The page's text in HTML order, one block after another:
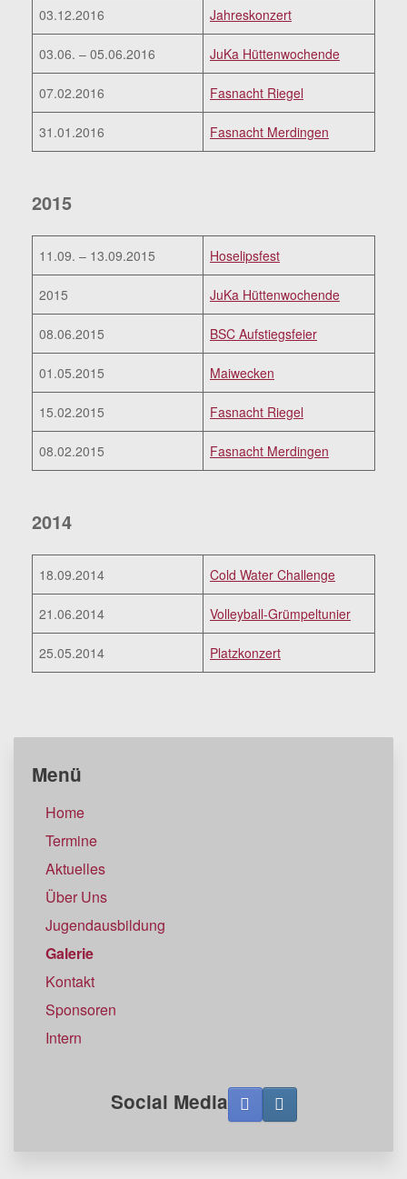
03.12.2016 Jahreskonzert
03.06. – 05.06.2016 JuKa Hüttenwochende
07.02.2016 Fasnacht Riegel
31.01.2016 Fasnacht Merdingen
2015
11.09. – 13.09.2015 Hoselipsfest
2015 JuKa Hüttenwochende
08.06.2015 BSC Aufstiegsfeier
01.05.2015 Maiwecken
15.02.2015 Fasnacht Riegel
08.02.2015 Fasnacht Merdingen
2014
18.09.2014 Cold Water Challenge
21.06.2014 Volleyball-Grümpeltunier
25.05.2014 Platzkonzert
Menü
Home
Termine
Aktuelles
Über Uns
Jugendausbildung
Galerie
Kontakt
Sponsoren
Intern
Social Media